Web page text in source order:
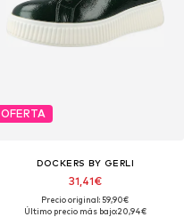
OFERTA
DOCKERS BY GERLI
31,41€
Precio original: 59,90€
Último precio más bajo:20,94€